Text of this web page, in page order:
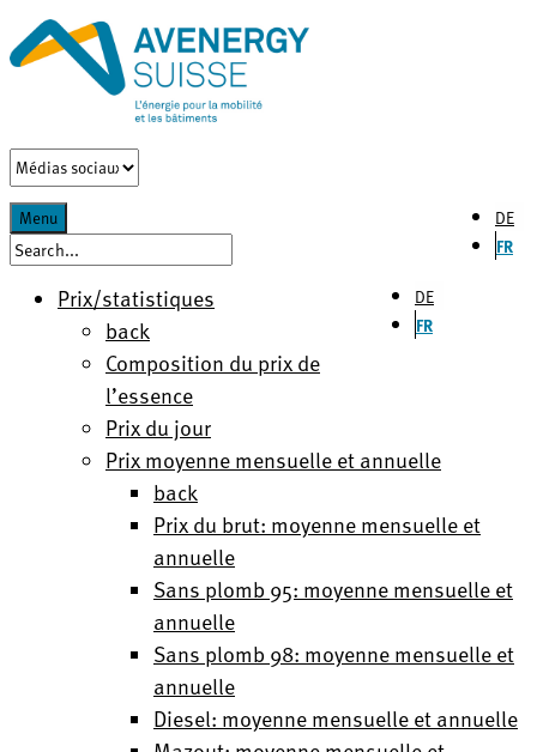
DE
FR
Menu
DE
FR
Prix/statistiques
back
Composition du prix de
l’essence
Prix du jour
Prix moyenne mensuelle et annuelle
back
Prix du brut: moyenne mensuelle et
annuelle
Sans plomb 95: moyenne mensuelle et
annuelle
Sans plomb 98: moyenne mensuelle et
annuelle
Diesel: moyenne mensuelle et annuelle